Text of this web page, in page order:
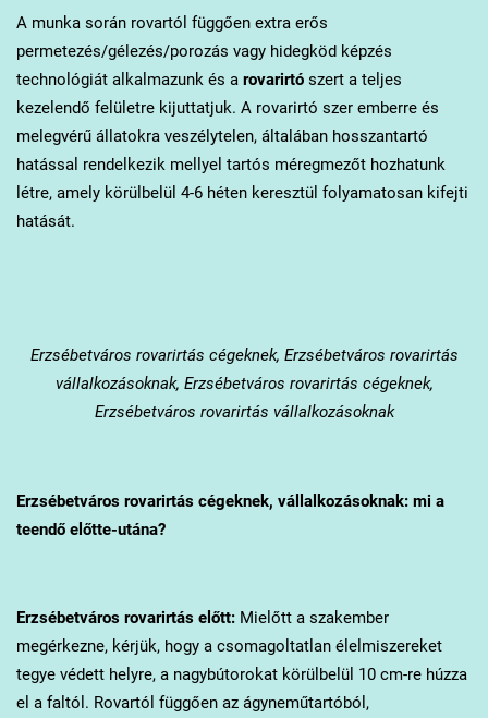
A munka során rovartól függően extra erős
permetezés/gélezés/porozás vagy hidegköd képzés
technológiát alkalmazunk és a rovarirtószert a teljes
kezelendő felületre kijuttatjuk. A rovarirtó szer emberre és
melegvérű állatokra veszélytelen, általában hosszantartó
hatással rendelkezik mellyel tartós méregmezőt hozhatunk
létre, amely körülbelül 4-6 héten keresztül folyamatosan kifejti
hatását.
Erzsébetváros rovarirtás cégeknek, Erzsébetváros rovarirtás
vállalkozásoknak, Erzsébetváros rovarirtás cégeknek,
Erzsébetváros rovarirtás vállalkozásoknak
Erzsébetvárosrovarirtás cégeknek, vállalkozásoknak: mi a
teendő előtte-utána?
Erzsébetvárosrovarirtás előtt:Mielőtt a szakember
megérkezne, kérjük, hogy a csomagoltatlan élelmiszereket
tegye védett helyre, a nagybútorokat körülbelül 10 cm-re húzza
el a faltól. Rovartól függően az ágyneműtartóból,